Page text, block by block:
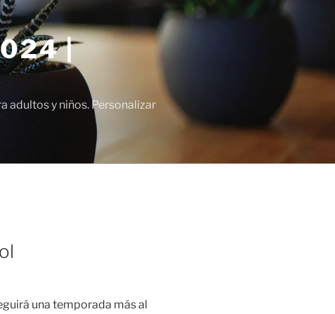
|
adultos y niños. Personalizar
una temporada más al